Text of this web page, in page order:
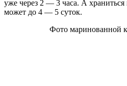
уже через 2 — 3 часа. А храниться
может до 4 — 5 суток.
Фото маринованной